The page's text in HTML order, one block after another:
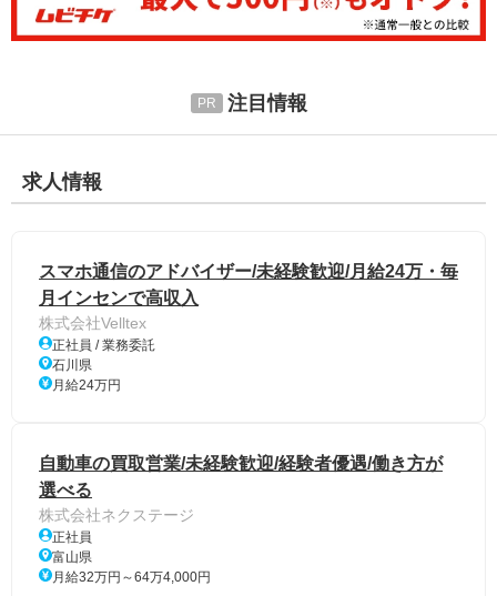
注目情報
求人情報
スマホ通信のアドバイザー/未経験歓迎/月給24万・毎
月インセンで高収入
株式会社Velltex
正社員 / 業務委託
石川県
月給24万円
自動車の買取営業/未経験歓迎/経験者優遇/働き方が
選べる
株式会社ネクステージ
正社員
富山県
月給32万円～64万4,000円